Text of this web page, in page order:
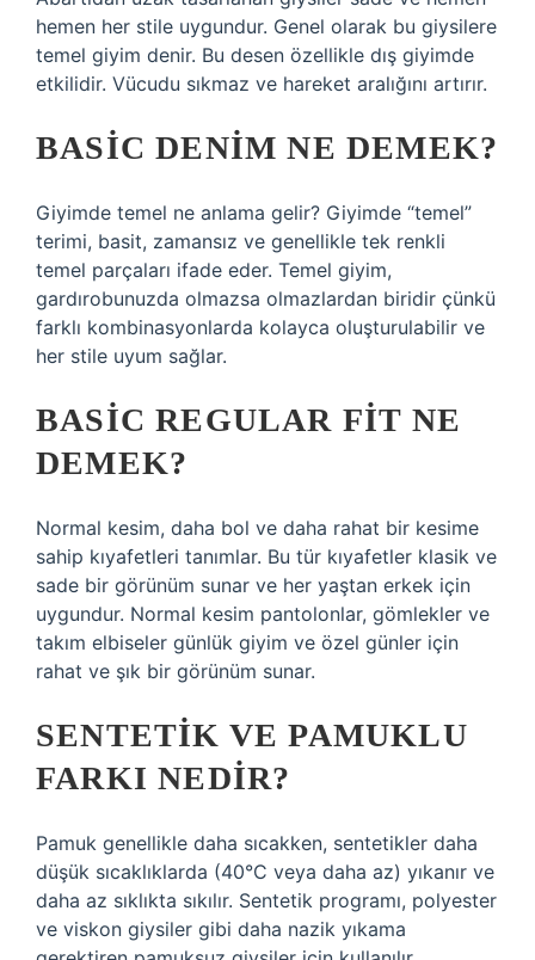
hemen her stile uygundur. Genel olarak bu giysilere
temel giyim denir. Bu desen özellikle dış giyimde
etkilidir. Vücudu sıkmaz ve hareket aralığını artırır.
BASIC DENIM NE DEMEK?
Giyimde temel ne anlama gelir? Giyimde “temel”
terimi, basit, zamansız ve genellikle tek renkli
temel parçaları ifade eder. Temel giyim,
gardırobunuzda olmazsa olmazlardan biridir çünkü
farklı kombinasyonlarda kolayca oluşturulabilir ve
her stile uyum sağlar.
BASIC REGULAR FIT NE
DEMEK?
Normal kesim, daha bol ve daha rahat bir kesime
sahip kıyafetleri tanımlar. Bu tür kıyafetler klasik ve
sade bir görünüm sunar ve her yaştan erkek için
uygundur. Normal kesim pantolonlar, gömlekler ve
takım elbiseler günlük giyim ve özel günler için
rahat ve şık bir görünüm sunar.
SENTETIK VE PAMUKLU
FARKI NEDIR?
Pamuk genellikle daha sıcakken, sentetikler daha
düşük sıcaklıklarda (40°C veya daha az) yıkanır ve
daha az sıklıkta sıkılır. Sentetik programı, polyester
ve viskon giysiler gibi daha nazik yıkama